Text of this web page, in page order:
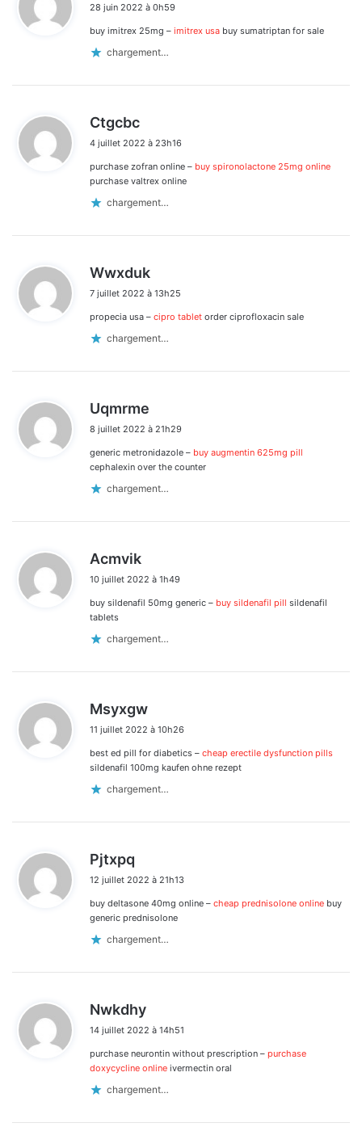
les
commentaires
t
28 juin 2022 à 0h59
buy imitrex 25mg – imitrex usa buy sumatriptan for sale
chargement…
Ctgcbc
t
:
4 juillet 2022 à 23h16
purchase zofran online – buy spironolactone 25mg online
purchase valtrex online
chargement…
Wwxduk
t
7 juillet 2022 à 13h25
propecia usa – cipro tablet order ciprofloxacin sale
chargement…
Uqmrme
t
:
8 juillet 2022 à 21h29
generic metronidazole – buy augmentin 625mg pill
cephalexin over the counter
chargement…
Acmvik
t
10 juillet 2022 à 1h49
buy sildenafil 50mg generic – buy sildenafil pill sildenafil
tablets
chargement…
Msyxgw
t
:
11 juillet 2022 à 10h26
best ed pill for diabetics – cheap erectile dysfunction pills
sildenafil 100mg kaufen ohne rezept
chargement…
Pjtxpq
t
:
12 juillet 2022 à 21h13
buy deltasone 40mg online – cheap prednisolone online buy
generic prednisolone
chargement…
Nwkdhy
t
:
14 juillet 2022 à 14h51
purchase neurontin without prescription – purchase
doxycycline online ivermectin oral
chargement…